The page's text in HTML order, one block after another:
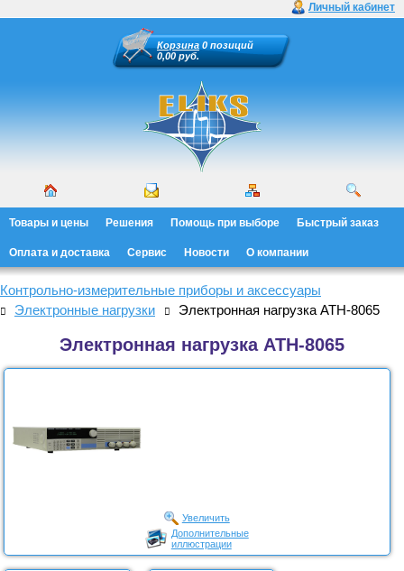
Личный кабинет
Корзина 0 позиций
0,00 руб.
Товары и цены Решения Помощь при выборе Быстрый заказ
Оплата и доставка Сервис Новости О компании
Контрольно-измерительные приборы и аксессуары
Электронные нагрузки
Электронная нагрузка АТН-8065
Электронная нагрузка АТН-8065
Увеличить
Дополнительные
иллюстрации